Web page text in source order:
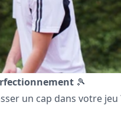
🎾
un cap dans votre